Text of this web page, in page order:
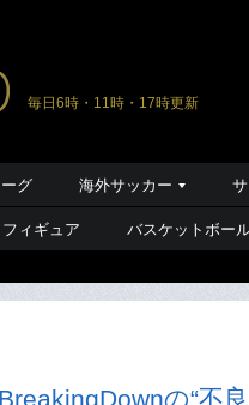
毎日6時・11時・17時更新
グ 海外サッカー
フィギュア バスケットボー
の“不